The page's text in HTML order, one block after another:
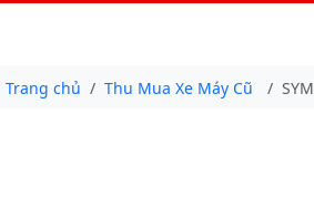
Trang chủ Thu Mua Xe Máy Cũ SYM